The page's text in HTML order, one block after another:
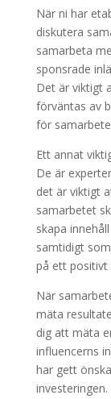
När ni har
diskutera
samarbeta
sponsrade
Det är viktigt
förväntas av
för
Ett annat
De är
det är viktigt
samarbetet
skapa
samtidigt
på ett positivt
När
mäta
dig att mäta
influencerns
har gett
investeringen.